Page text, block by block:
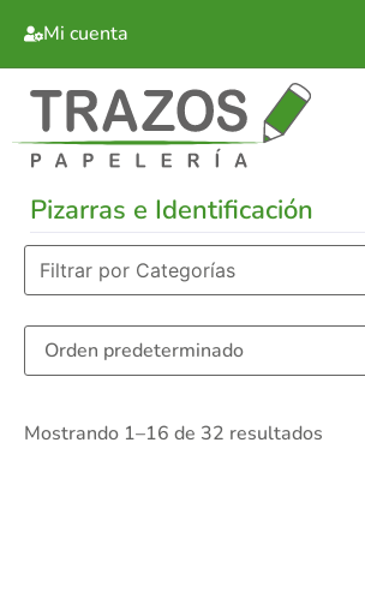
Mi cuenta
Pizarras e Identificación
Filtrar por Categorías
Mostrando 1–16 de 32 resultados